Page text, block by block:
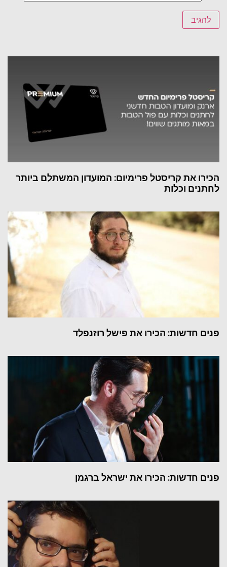
הכירו את קריסטל פרימיום: המועדון המשתלם ביותר
לחתנים וכלות
פנים חדשות: הכירו את פישל רוזנפלד
פנים חדשות: הכירו את ישראל ברגמן